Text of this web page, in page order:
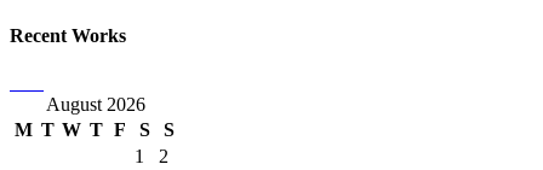
Recent Works
August 2026
M T W T F S S
1
2